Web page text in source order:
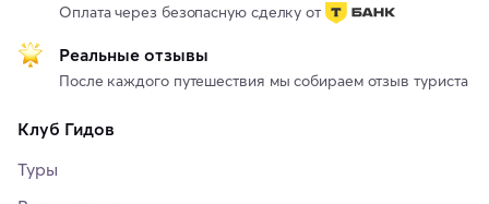
Оплата через безопасную сделку от
Реальные отзывы
После каждого путешествия мы собираем отзыв туриста
Клуб Гидов
Туры